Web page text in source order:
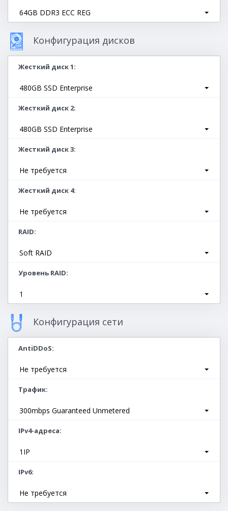
64GB DDR3 ECC REG
Конфигурация дисков
Жесткий диск 1
480GB SSD Enterprise
Жесткий диск 2
480GB SSD Enterprise
Жесткий диск 3
Не требуется
Жесткий диск 4
Не требуется
RAID
Soft RAID
Уровень RAID
1
Конфигурация сети
AntiDDoS
Не требуется
Трафик
300mbps Guaranteed Unmetered
IPv4-адреса
1IP
IPv6
Не требуется